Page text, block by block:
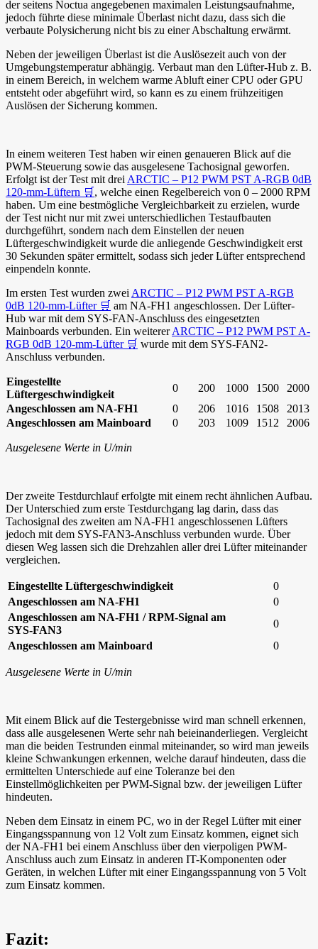
der seitens Noctua angegebenen maximalen Leistungsaufnahme,
jedoch führte diese minimale Überlast nicht dazu, dass sich die
verbaute Polysicherung nicht bis zu einer Abschaltung erwärmt.
Neben der jeweiligen Überlast ist die Auslösezeit auch von der
Umgebungstemperatur abhängig. Verbaut man den Lüfter-Hub z. B.
in einem Bereich, in welchem warme Abluft einer CPU oder GPU
entsteht oder abgeführt wird, so kann es zu einem frühzeitigen
Auslösen der Sicherung kommen.
In einem weiteren Test haben wir einen genaueren Blick auf die
PWM-Steuerung sowie das ausgelesene Tachosignal geworfen.
Erfolgt ist der Test mit drei ARCTIC – P12 PWM PST A-RGB 0dB
120-mm-Lüftern 🛒 , welche einen Regelbereich von 0 – 2000 RPM
haben. Um eine bestmögliche Vergleichbarkeit zu erzielen, wurde
der Test nicht nur mit zwei unterschiedlichen Testaufbauten
durchgeführt, sondern nach dem Einstellen der neuen
Lüftergeschwindigkeit wurde die anliegende Geschwindigkeit erst
30 Sekunden später ermittelt, sodass sich jeder Lüfter entsprechend
einpendeln konnte.
Im ersten Test wurden zwei ARCTIC – P12 PWM PST A-RGB
0dB 120-mm-Lüfter 🛒 am NA-FH1 angeschlossen. Der Lüfter-
Hub war mit dem SYS-FAN-Anschluss des eingesetzten
Mainboards verbunden. Ein weitererARCTIC – P12 PWM PST A-
RGB 0dB 120-mm-Lüfter 🛒 wurde mit dem SYS-FAN2-
Anschluss verbunden.
Eingestellte
Lüftergeschwindigkeit
0 200 1000 1500
2000
Angeschlossen am NA-FH1
0 206 1016 1508
2013
Angeschlossen am Mainboard
0 203 1009 1512 2006
Ausgelesene Werte in U/min
Der zweite Testdurchlauf erfolgte mit einem recht ähnlichen Aufbau.
Der Unterschied zum erste Testdurchgang lag darin, dass das
Tachosignal des zweiten am NA-FH1 angeschlossenen Lüfters
jedoch mit dem SYS-FAN3-Anschluss verbunden wurde. Über
diesen Weg lassen sich die Drehzahlen aller drei Lüfter miteinander
vergleichen.
Eingestellte Lüftergeschwindigkeit
0
Angeschlossen am NA-FH1
0
Angeschlossen am NA-FH1 / RPM-Signal am
SYS-FAN3
0
Angeschlossen am Mainboard
0
Ausgelesene Werte in U/min
Mit einem Blick auf die Testergebnisse wird man schnell erkennen,
dass alle ausgelesenen Werte sehr nah beieinanderliegen. Vergleicht
man die beiden Testrunden einmal miteinander, so wird man jeweils
kleine Schwankungen erkennen, welche darauf hindeuten, dass die
ermittelten Unterschiede auf eine Toleranze bei den
Einstellmöglichkeiten per PWM-Signal bzw. der jeweiligen Lüfter
hindeuten.
Neben dem Einsatz in einem PC, wo in der Regel Lüfter mit einer
Eingangsspannung von 12 Volt zum Einsatz kommen, eignet sich
der NA-FH1 bei einem Anschluss über den vierpoligen PWM-
Anschluss auch zum Einsatz in anderen IT-Komponenten oder
Geräten, in welchen Lüfter mit einer Eingangsspannung von 5 Volt
zum Einsatz kommen.
Fazit: